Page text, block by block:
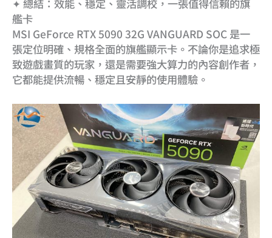
✦ 總結：效能、穩定、靈活調校，一張值得信賴的旗
艦卡
MSI GeForce RTX 5090 32G VANGUARD SOC 是一
張定位明確、規格全面的旗艦顯示卡。不論你是追求極
致遊戲畫質的玩家，還是需要強大算力的內容創作者，
它都能提供流暢、穩定且安靜的使用體驗。